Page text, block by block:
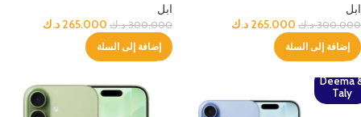
ابل
300.000 د.ك 265.000 د.ك
إضافة إلى السلة
ابل
300.000 د.ك 265.000 د.ك
إضافة إلى السلة
Deema
Taly